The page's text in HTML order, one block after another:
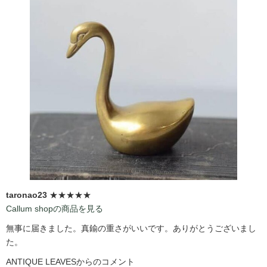
taronao23 ★★★★★
Callum shopの商品を見る
無事に届きました。真鍮の重さがいいです。ありがとうございまし
た。
ANTIQUE LEAVESからのコメント